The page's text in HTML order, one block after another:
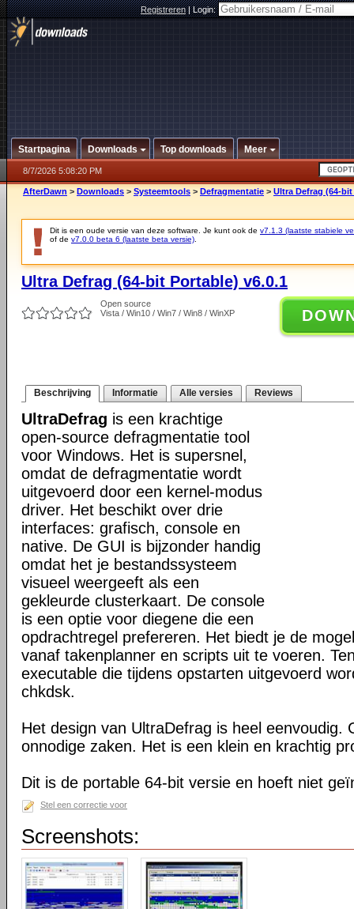
Registreren|Login:
Startpagina Downloads Top downloads Meer
8/7/2026 5:08:20 PM
AfterDawn > Downloads > Systeemtools > Defragmentatie > Ultra Defrag (64-
Dit is een oude versie van deze software. Je kunt ook de v7.1.3 (laatste stabiele
of de v7.0.0 beta 6 (laatste beta versie)
Ultra Defrag (64-bit Portable) v6.0.1
Open source
Vista / Win10 / Win7 / Win8 / WinXP
Beschrijving Informatie Alle versies Reviews
UltraDefrag is een krachtige
open-source defragmentatie tool
voor Windows. Het is supersnel,
omdat de defragmentatie wordt
uitgevoerd door een kernel-modus
driver. Het beschikt over drie
interfaces: grafisch, console en
native. De GUI is bijzonder handig
omdat het je bestandssysteem
visueel weergeeft als een
gekleurde clusterkaart. De console
is een optie voor diegene die een
opdrachtregel prefereren. Het biedt je de
vanaf takenplanner en scripts uit te voeren.
executable die tijdens opstarten uitgevoerd
chkdsk.
Het design van UltraDefrag is heel eenvoudig.
onnodige zaken. Het is een klein en krachtig
Dit is de portable 64-bit versie en hoeft niet
Stel een correctie voor
Screenshots: